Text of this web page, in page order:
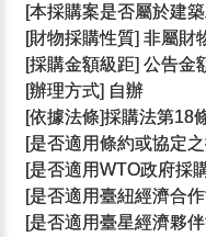
[本採購案是否屬於建
[財物採購性質] 非屬財
[採購金額級距] 公告金
[辦理方式] 自辦
[依據法條]採購法第18
[是否適用條約或協定
[是否適用WTO政府採
[是否適用臺紐經濟合
[是否適用臺星經濟夥